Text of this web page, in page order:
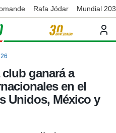
Rafa Jódar Mundial
ganará a
en el
Unidos, México y